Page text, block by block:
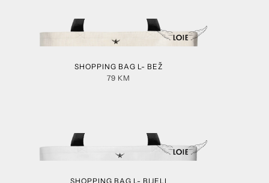
SHOPPING BAG L- BEŽ
79 KM
SHOPPING BAG L- BIJELI